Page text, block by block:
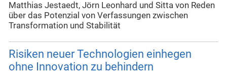
Matthias Jestaedt, Jörn Leonhard und Sitta von Reden
über das Potenzial von Verfassungen zwischen
Transformation und Stabilität
Risiken neuer Technologien einhegen
ohne Innovation zu behindern